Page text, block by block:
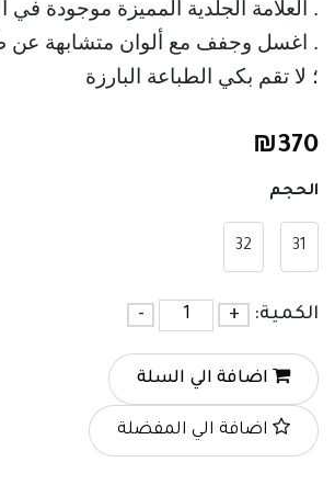
. اغسل وجفف مع ألوان متشابهة عن
؛ لا تقم بكي الطباعة البارزة
₪370
الحجم
31
32
الكمية: +
-
اضافة الي السلة
اضافة الي المفضلة